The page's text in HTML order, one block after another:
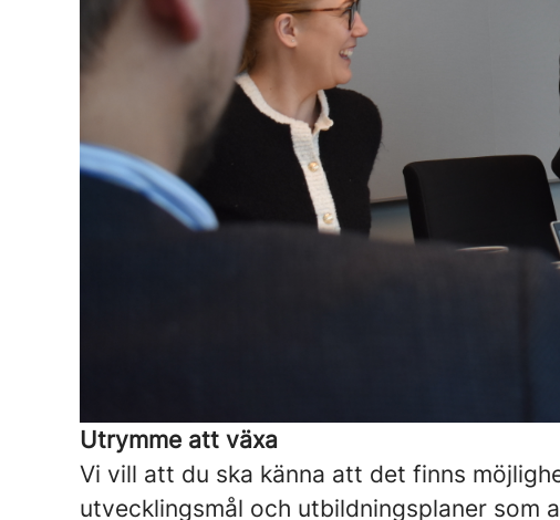
Utrymme att växa
Vi vill att du ska känna att det finns
utvecklingsmål och utbildningsplaner som